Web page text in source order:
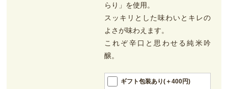
らり」を使用。
スッキリとした味わいとキレの
よさが味わえます。
これぞ辛口と思わせる純米吟
醸。
ギフト包装あり(＋400円)